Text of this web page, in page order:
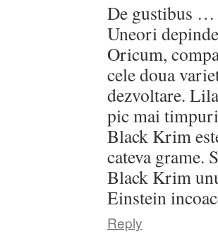
De gustibus …
Uneori
Oricum,
cele doua
dezvoltare.
pic mai
Black Krim
cateva grame.
Black Krim
Einstein
Reply